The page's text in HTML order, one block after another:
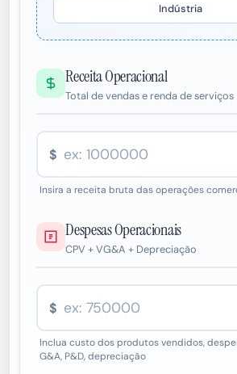
Indústria
Receita Operacional
Total de vendas e renda de serviços
$
Insira a receita bruta das operações
Despesas Operacionais
CPV + VG&A + Depreciação
$
Inclua custo dos produtos vendidos,
G&A, P&D, depreciação